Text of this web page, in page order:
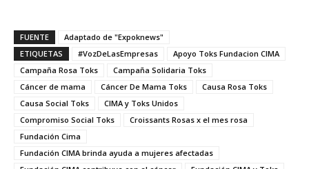
FUENTE
Adaptado de "Expoknews"
ETIQUETAS
#VozDeLasEmpresas
Apoyo Toks Fundacion CIMA
Campaña Rosa Toks
Campaña Solidaria Toks
Cáncer de mama
Cáncer De Mama Toks
Causa Rosa Toks
Causa Social Toks
CIMA y Toks Unidos
Compromiso Social Toks
Croissants Rosas x el mes rosa
Fundación Cima
Fundación CIMA brinda ayuda a mujeres afectadas